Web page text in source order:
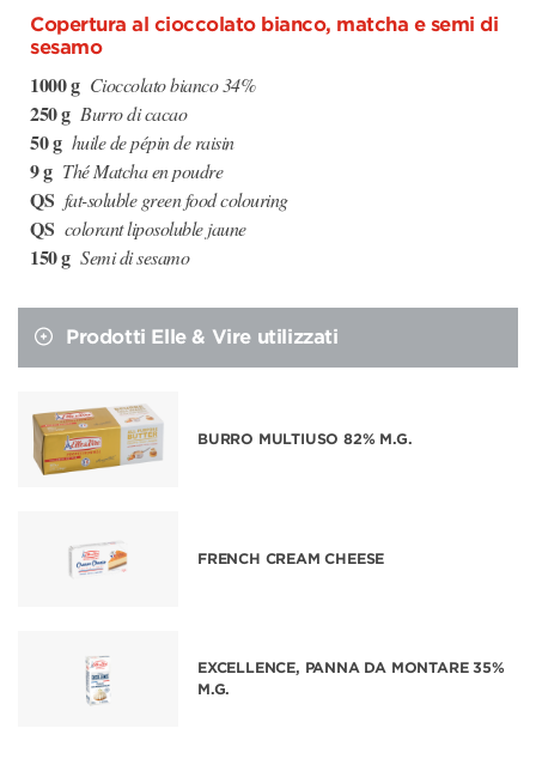
Copertura al cioccolato bianco, matcha e semi di
sesamo
1000 g Cioccolato bianco 34%
250 g Burro di cacao
50 g huile de pépin de raisin
9 g Thé Matcha en poudre
QS fat-soluble green food colouring
QS colorant liposoluble jaune
150 g Semi di sesamo
Prodotti Elle & Vire utilizzati
BURRO MULTIUSO 82% M.G.
FRENCH CREAM CHEESE
EXCELLENCE, PANNA DA MONTARE 35%
M.G.